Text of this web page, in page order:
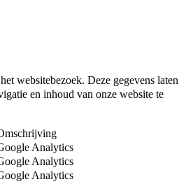
websitebezoek. Deze gegevens laten
en inhoud van onze website te
Analytics
Analytics
Analytics